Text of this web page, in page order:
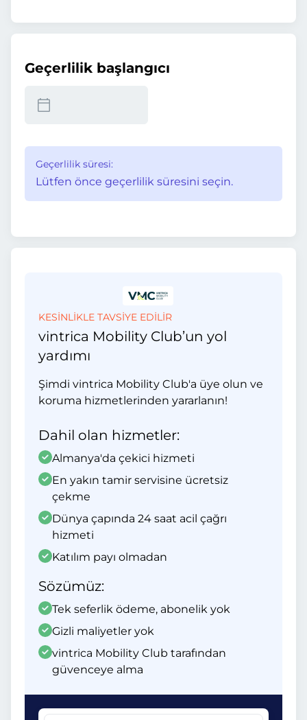
Geçerlilik başlangıcı
Geçerlilik süresi:
Lütfen önce geçerlilik süresini seçin.
KESİNLİKLE TAVSİYE EDİLİR
vintrica Mobility Club’un yol
yardımı
Şimdi vintrica Mobility Club'a üye olun ve
koruma hizmetlerinden yararlanın!
Dahil olan hizmetler:
Almanya'da çekici hizmeti
En yakın tamir servisine ücretsiz
çekme
Dünya çapında 24 saat acil çağrı
hizmeti
Katılım payı olmadan
Sözümüz:
Tek seferlik ödeme, abonelik yok
Gizli maliyetler yok
vintrica Mobility Club tarafından
güvenceye alma